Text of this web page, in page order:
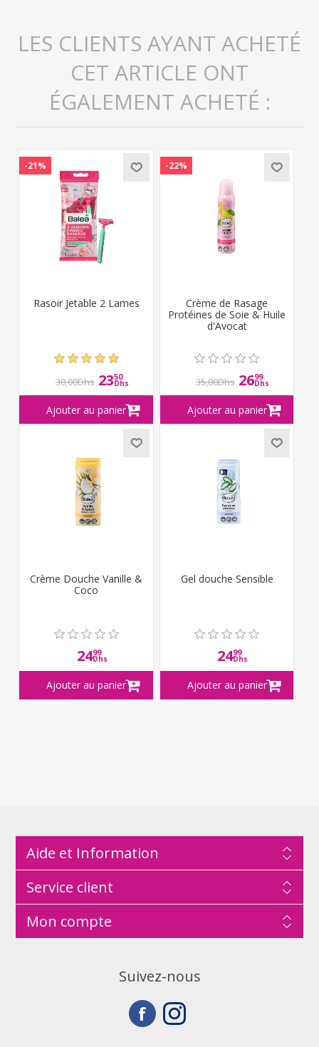
LES CLIENTS AYANT ACHETÉ
CET ARTICLE ONT
ÉGALEMENT ACHETÉ :
-21%
Rasoir Jetable 2 Lames
30,00Dhs 2350
Dhs
-22%
Crème de Rasage
Protéines de Soie & Huile
d'Avocat
35,00Dhs 2699
Dhs
Crème Douche Vanille &
Coco
2499
Dhs
Gel douche Sensible
2499
Dhs
Aide et Information
Service client
Mon compte
Suivez-nous